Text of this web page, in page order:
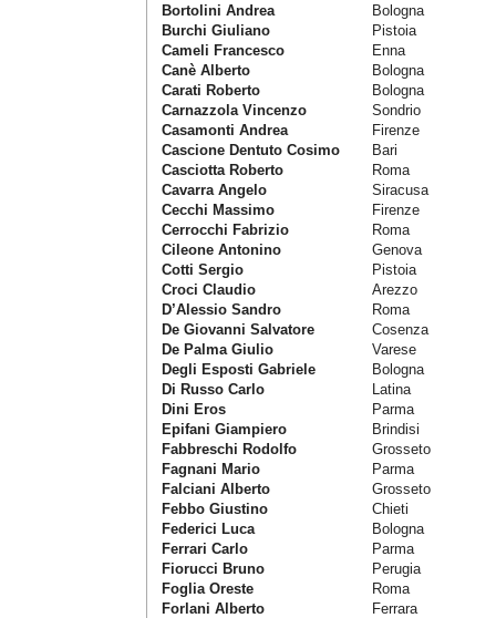
Bortolini Andrea
Bologna
Burchi Giuliano
Pistoia
Cameli Francesco
Enna
Canè Alberto
Bologna
Carati Roberto
Bologna
Carnazzola Vincenzo
Sondrio
Casamonti Andrea
Firenze
Cascione Dentuto Cosimo
Bari
Casciotta Roberto
Roma
Cavarra Angelo
Siracusa
Cecchi Massimo
Firenze
Cerrocchi Fabrizio
Roma
Cileone Antonino
Genova
Cotti Sergio
Pistoia
Croci Claudio
Arezzo
D’Alessio Sandro
Roma
De Giovanni Salvatore
Cosenza
De Palma Giulio
Varese
Degli Esposti Gabriele
Bologna
Di Russo Carlo
Latina
Dini Eros
Parma
Epifani Giampiero
Brindisi
Fabbreschi Rodolfo
Grosseto
Fagnani Mario
Parma
Falciani Alberto
Grosseto
Febbo Giustino
Chieti
Federici Luca
Bologna
Ferrari Carlo
Parma
Fiorucci Bruno
Perugia
Foglia Oreste
Roma
Forlani Alberto
Ferrara